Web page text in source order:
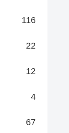
116
22
12
4
67